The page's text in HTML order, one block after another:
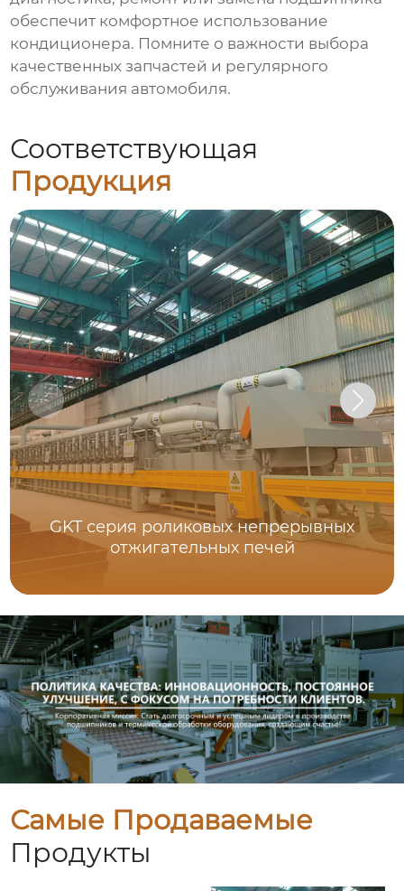
обеспечит комфортное использование
кондиционера. Помните о важности выбора
качественных запчастей и регулярного
обслуживания автомобиля.
Соответствующая
Продукция
GKT серия роликовых непрерывных
отжигательных печей
Самые Продаваемые
Продукты